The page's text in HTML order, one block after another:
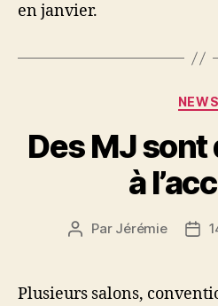
en janvier.
NEWS
Des MJ
à
Auteur
Par Jérémie
Plusieurs salons,